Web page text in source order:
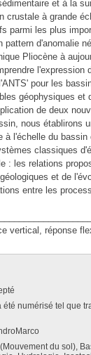
et à la
crustale à grande
parmi les plus
d'anomalie
Pliocène à
l'expression
pour les
géophysiques et
de deux
nous établirons
l'échelle du
classiques
: les relations
et de
entre les
vertical, réponse
été numérisé tel que
du sol),